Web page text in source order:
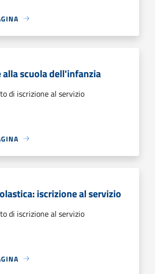
alla scuola dell'infanzia
di iscrizione al servizio
iscrizione al servizio
di iscrizione al servizio